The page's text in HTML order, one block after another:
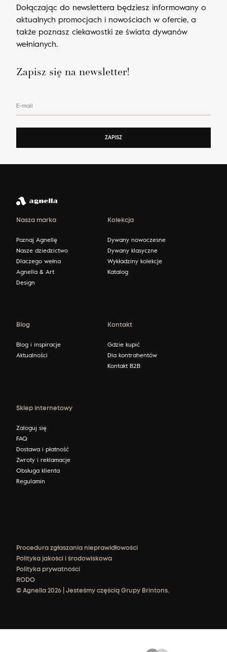
Dołączając do newslettera będziesz informowany o
aktualnych promocjach i nowościach w ofercie, a
także poznasz ciekawostki ze świata dywanów
wełnianych.
Zapisz się na newsletter!
E-mail
ZAPISZ
Nasza marka
Poznaj Agnellę
Nasze dziedzictwo
Dlaczego wełna
Agnella & Art
Design
Kolekcja
Dywany nowoczesne
Dywany klasyczne
Wykładziny kolekcje
Katalog
Blog
Blog i inspiracje
Aktualności
Kontakt
Gdzie kupić
Dla kontrahentów
Kontakt B2B
Sklep internetowy
Zaloguj się
FAQ
Dostawa i płatność
Zwroty i reklamacje
Obsługa klienta
Regulamin
Procedura zgłaszania nieprawidłowości
Polityka jakości i środowiskowa
Polityka prywatności
RODO
© Agnella 2026 | Jesteśmy częścią Grupy Brintons.